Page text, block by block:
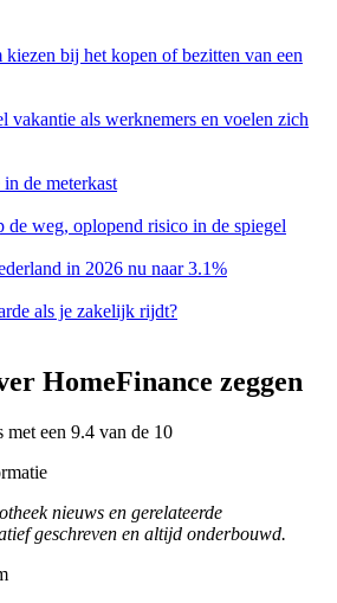
bij het kopen of bezitten van een
vakantie als werknemers en voelen zich
de meterkast
de weg, oplopend risico in de spiegel
in 2026 nu naar 3.1%
als je zakelijk rijdt?
HomeFinance zeggen
met een 9.4 van de 10
nieuws en gerelateerde
geschreven en altijd onderbouwd.